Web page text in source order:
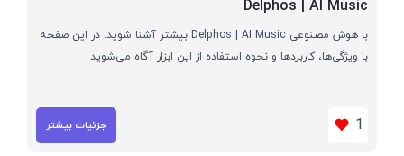
Delphos | AI Music
با هوش مصنوعی Delphos | AI Music بیشتر آشنا شوید. در این صفحه
با ویژگی‌ها، کاربردها و نحوه استفاده از این ابزار آگاه می‌شوید
1 جزئیات بیشتر